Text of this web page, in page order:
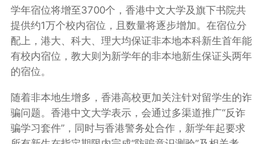
学年宿位将增至3700个，香港中文大学及旗下书院共
提供约1万个校内宿位，且数量将逐步增加。在宿位分
配上，港大、科大、理大均保证非本地本科新生首年能
有校内宿位，教大则为新学年的非本地新生保证头两年
的宿位。
随着非本地生增多，香港高校更加关注针对留学生的诈
骗问题。香港中文大学表示，会通过多渠道推广“反诈
骗学习套件”，同时与香港警务处合作，新学年起要求